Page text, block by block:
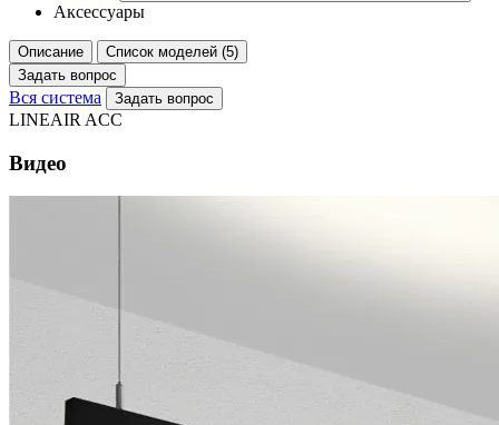
Аксессуары
Описание
Список моделей (5)
Задать вопрос
Вся система Задать вопрос
LINEAIR ACC
Видео